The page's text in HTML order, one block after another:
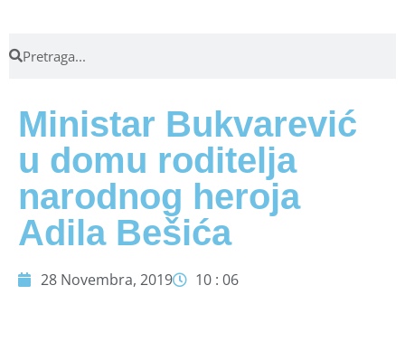
Ministar Bukvarević
u domu roditelja
narodnog heroja
Adila Bešića
28 Novembra, 2019 10 : 06